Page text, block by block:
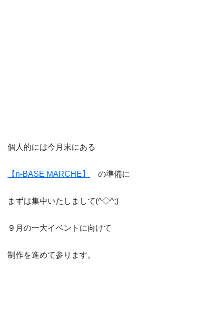
個人的には今月末にある
【n-BASE MARCHE】 の準備に
まずは集中いたしまして(^◇^;)
９月の一大イベントに向けて
制作を進めて参ります。